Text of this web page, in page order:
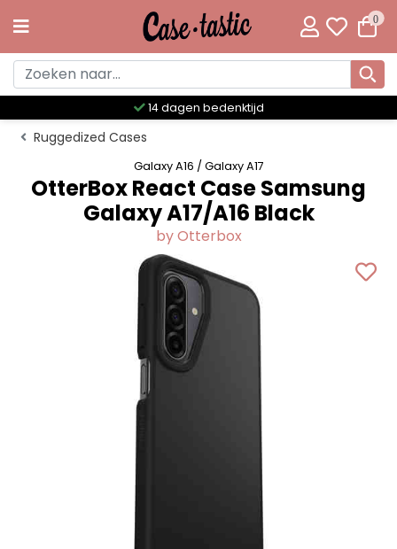
0
Meer dan 300 unieke designs
Ruggedized Cases
Galaxy A16 / Galaxy A17
OtterBox React Case Samsung
Galaxy A17/A16 Black
by Otterbox